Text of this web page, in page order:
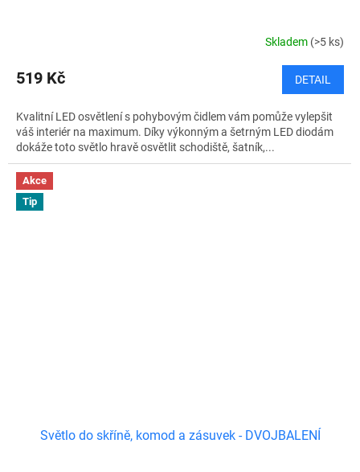
Skladem (>5 ks)
519 Kč DETAIL
Kvalitní LED osvětlení s pohybovým čidlem vám pomůže vylepšit
váš interiér na maximum. Díky výkonným a šetrným LED diodám
dokáže toto světlo hravě osvětlit schodiště, šatník,...
Akce
Tip
Světlo do skříně, komod a zásuvek - DVOJBALENÍ